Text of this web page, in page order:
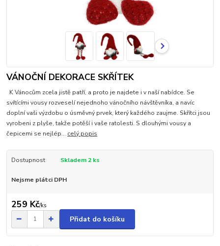
VÁNOČNÍ DEKORACE SKŘÍTEK
K Vánocům zcela jistě patří, a proto je najdete i v naší nabídce. Se
svítícími vousy rozveselí nejednoho vánočního návštěvníka, a navíc
doplní vaši výzdobu o úsměvný prvek, který každého zaujme. Skřítci jsou
vyrobeni z plyše, takže potěší i vaše ratolesti. S dlouhými vousy a
čepicemi se nejlép... celý popis
Dostupnost Skladem 2 ks
Nejsme plátci DPH
259 Kč/ks
Přidat do košíku